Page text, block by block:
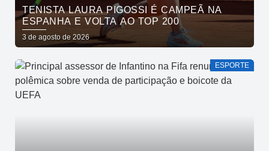
TENISTA LAURA PIGOSSI É CAMPEÃ NA
ESPANHA E VOLTA AO TOP 200
3 de agosto de 2026
ESPORTE